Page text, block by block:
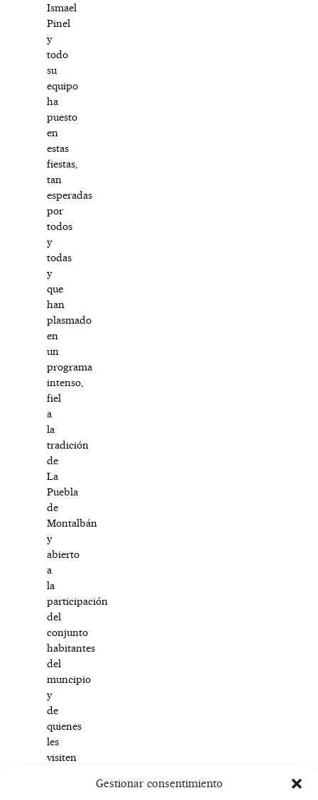
Gestionar consentimiento
Ismael
Pinel
y
todo
su
equipo
ha
puesto
en
estas
fiestas,
tan
esperadas
por
todos
y
todas
y
que
han
plasmado
en
un
programa
intenso,
fiel
a
la
tradición
de
La
Puebla
de
Montalbán
y
abierto
a
la
participación
del
conjunto
habitantes
del
muncipio
y
de
quienes
les
visiten